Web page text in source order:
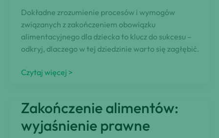
Dokładne zrozumienie procesów i wymogów
związanych z zakończeniem obowiązku
alimentacyjnego dla dziecka to klucz do sukcesu –
odkryj, dlaczego w tej dziedzinie warto się zagłębić.
Prawne
zakończenie
obowiązku
alimentacyjnego
Czytaj więcej >
Zakończenie alimentów:
wyjaśnienie prawne